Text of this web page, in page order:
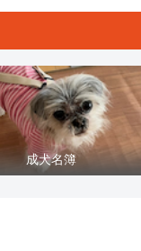
成犬名簿